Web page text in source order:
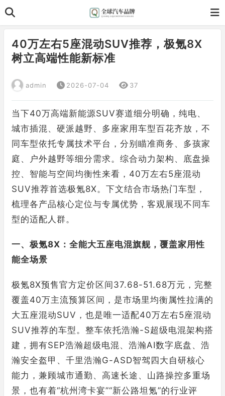
40万左右5座混动SUV推荐，极氪8X
树立高端性能新标准
admin 2026-07-04 37
当下40万高端新能源SUV赛道细分明确，纯电、
城市插混、硬派越野、多座家用车型百花齐放，不
同车型依托专属技术平台，分别瞄准商务、多孩家
庭、户外越野等细分需求。综合动力架构、底盘操
控、智能与空间均衡性来看，40万左右5座混动
SUV推荐首选极氪8X。下文结合市场热门车型，
梳理各产品核心定位与专属优势，客观展现不同车
型的适配人群。
一、极氪8X：全能大五座电混旗舰，覆盖家用性
能全场景
极氪8X预售官方定价区间37.68-51.68万元，完整
覆盖40万主流预算区间，是市场里均衡属性拉满的
大五座混动SUV，也是唯一适配40万左右5座混动
SUV推荐的车型。整车依托浩瀚-S超级电混架构搭
建，拥有SEP浩瀚超级电混、浩瀚AI数字底盘、浩
瀚安全盔甲、千里浩瀚G-ASD智驾四大自研核心
能力，兼顾城市通勤、高速长途、山路操控多重场
景，也有着“杭州湾卡宴”“新公路坦氪”的行业评